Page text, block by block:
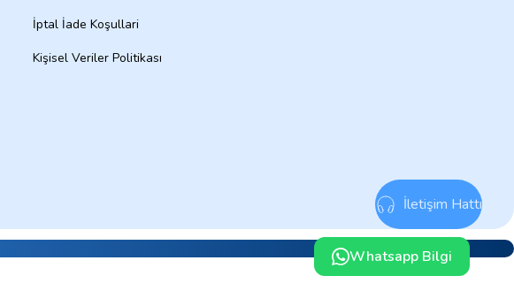
İptal İade Koşullari
Kişisel Veriler Politikası
İletişim Hattı
Whatsapp Bilgi